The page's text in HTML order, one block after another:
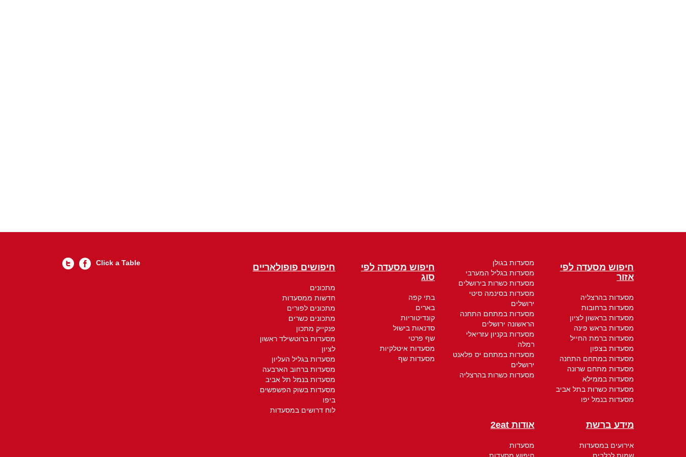
חיפוש מסעדה לפי
אזור
מסעדות בהרצליה
מסעדות ברחובות
מסעדות בראשון לציון
מסעדות בראש פינה
מסעדות ברמת החייל
מסעדות בצפון
מסעדות במתחם התחנה
מסעדות מתחם שרונה
מסעדות בממילא
מסעדות כשרות בתל אביב
מסעדות בנמל יפו
מסעדות בגולן
מסעדות בגליל המערבי
מסעדות כשרות בירושלים
מסעדות בסינמה סיטי
ירושלים
מסעדות במתחם התחנה
הראשונה ירושלים
מסעדות בקניון עזריאלי
רמלה
מסעדות במתחם יס פלאנט
ירושלים
מסעדות כשרות בהרצליה
חיפוש מסעדה לפי
סוג
בתי קפה
בארים
קונדיטוריות
סדנאות בישול
שף פרטי
מסעדות איטלקיות
מסעדות שף
חיפושים פופולאריים
מתכונים
חדשות ממסעדות
מתכונים לפורים
מתכונים כשרים
פנקייק מתכון
מסעדות ברוטשילד ראשון
לציון
מסעדות בגליל העליון
מסעדות ברחוב הארבעה
מסעדות בנמל תל אביב
מסעדות בשוק הפשפשים
ביפו
לוח דרושים במסעדות
מידע ברשת
אירועים במסעדות
אודות 2eat
מסעדות
Click a Table